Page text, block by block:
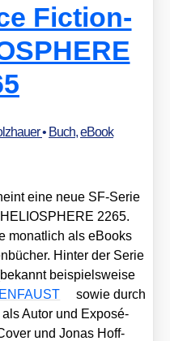
Fiction-
• Buch,eBook
eine neue SF-Serie
2265.
monat­lich als eBooks
Hin­ter der Serie
bei­spiels­wei­se
sowie durch
als Autor und Expo­sé-
und Jonas Hoff­